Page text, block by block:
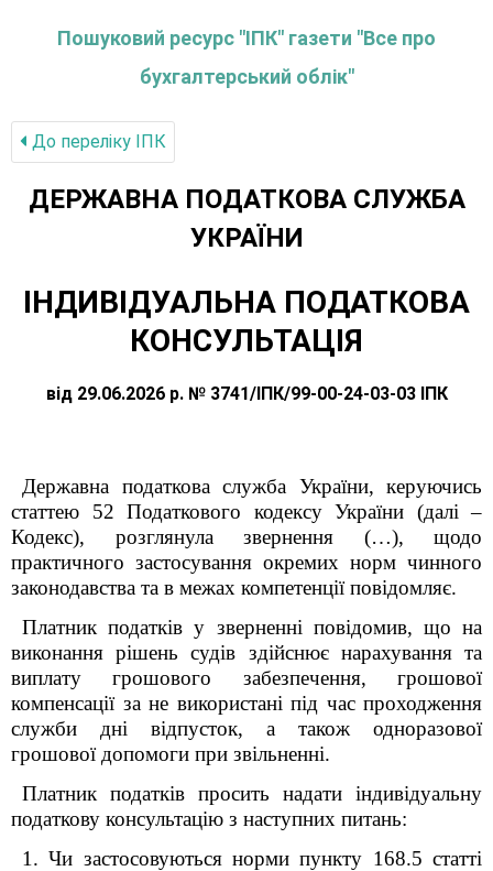
Пошуковий ресурс "ІПК" газети "Все про
бухгалтерський облік"
До переліку IПК
ДЕРЖАВНА ПОДАТКОВА СЛУЖБА
УКРАЇНИ
ІНДИВІДУАЛЬНА ПОДАТКОВА
КОНСУЛЬТАЦІЯ
від 29.06.2026 р. № 3741/ІПК/99-00-24-03-03 ІПК
Державна податкова служба України, керуючись
статтею 52 Податкового кодексу України (далі –
Кодекс), розглянула звернення (…), щодо
практичного застосування окремих норм чинного
законодавства та в межах компетенції повідомляє.
Платник податків у зверненні повідомив, що на
виконання рішень судів здійснює нарахування та
виплату грошового забезпечення, грошової
компенсації за не використані під час проходження
служби дні відпусток, а також одноразової
грошової допомоги при звільненні.
Платник податків просить надати індивідуальну
податкову консультацію з наступних питань:
1. Чи застосовуються норми пункту 168.5 статті